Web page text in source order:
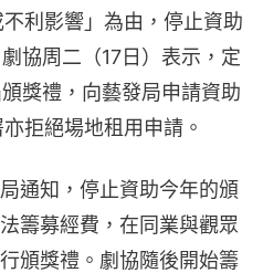
利影響」為由，停止資助
協周二（17日）表示，定
獎禮，向藝發局申請資助
拒絕場地租用申請。
通知，停止資助今年的頒
籌募經費，在同業與觀眾
頒獎禮。劇協隨後開始籌